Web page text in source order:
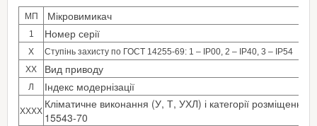
МП Мікровимикач
1 Номер серії
Х
Ступінь захисту по ГОСТ 14255-69: 1 – IP00, 2 – IP40, 3 – IP54
ХХ
Вид приводу
Л Індекс модернізації
ХХХХ
Кліматичне виконання (У, Т, УХЛ) і категорії
15543-70